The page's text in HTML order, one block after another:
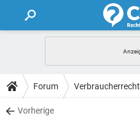
FORUM
TIPPS
Forum Verbraucherrecht
Vorherige